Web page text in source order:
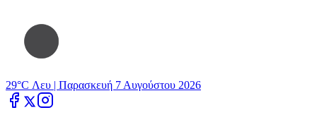
29°C Λευ | Παρασκευή 7 Αυγούστου 2026